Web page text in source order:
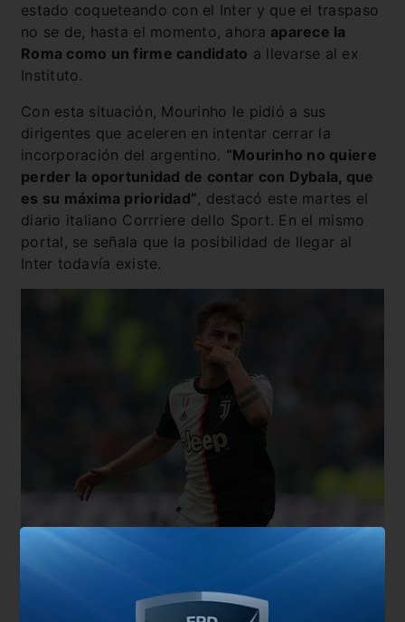
estado coqueteando con el Inter y que el traspaso
no se de, hasta el momento, ahora aparece la
Roma como un firme candidato a llevarse al ex
Instituto.
Con esta situación, Mourinho le pidió a sus
dirigentes que aceleren en intentar cerrar la
incorporación del argentino. “Mourinho no quiere
perder la oportunidad de contar con Dybala, que
es su máxima prioridad”, destacó este martes el
diario italiano Corrriere dello Sport. En el mismo
portal, se señala que la posibilidad de llegar al
Inter todavía existe.
Otro de los clubes que se encuentra interesado
en el mediocampista es el Manchester United.
Aunque el flamante entrenador, Ten Hag